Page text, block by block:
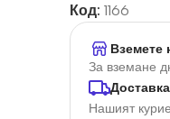
Код:1166
Вземете
За вземане
Нашият